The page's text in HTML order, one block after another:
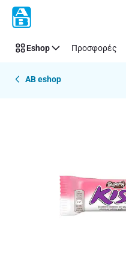
Παράλειψη
Eshop Προσφορές
AB eshop